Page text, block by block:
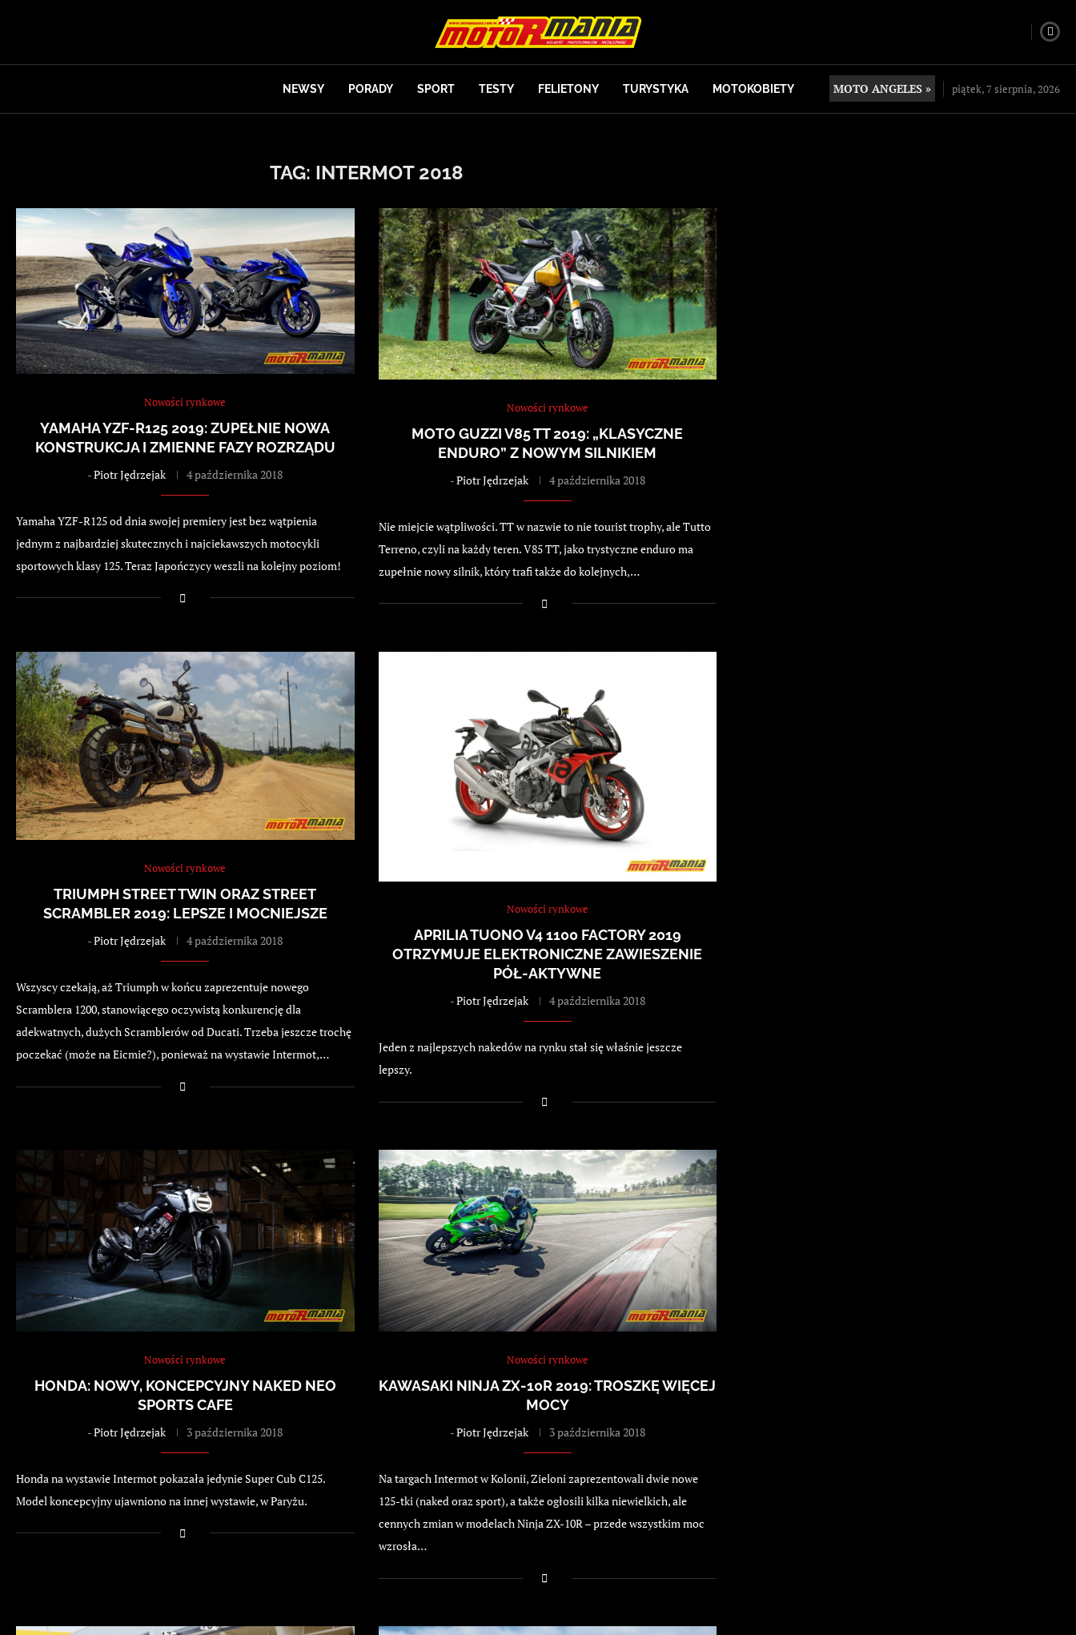
NEWSY PORADY SPORT TESTY FELIETONY TURYSTYKA MOTOKOBIETY MOTO ANGELES » piątek, 7 sierpnia, 2026
TAG: INTERMOT 2018
Nowości rynkowe
YAMAHA YZF-R125 2019: ZUPEŁNIE NOWA
KONSTRUKCJA I ZMIENNE FAZY ROZRZĄDU
-Piotr Jędrzejak 4 października 2018
Yamaha YZF-R125 od dnia swojej premiery jest bez wątpienia
jednym z najbardziej skutecznych i najciekawszych motocykli
sportowych klasy 125. Teraz Japończycy weszli na kolejny poziom!
Nowości rynkowe
MOTO GUZZI V85 TT 2019: „KLASYCZNE
ENDURO” Z NOWYM SILNIKIEM
-Piotr Jędrzejak 4 października 2018
Nie miejcie wątpliwości. TT w nazwie to nie tourist trophy, ale Tutto
Terreno, czyli na każdy teren. V85 TT, jako trystyczne enduro ma
zupełnie nowy silnik, który trafi także do kolejnych,…
Nowości rynkowe
TRIUMPH STREET TWIN ORAZ STREET
SCRAMBLER 2019: LEPSZE I MOCNIEJSZE
-Piotr Jędrzejak 4 października 2018
Wszyscy czekają, aż Triumph w końcu zaprezentuje nowego
Scramblera 1200, stanowiącego oczywistą konkurencję dla
adekwatnych, dużych Scramblerów od Ducati. Trzeba jeszcze trochę
poczekać (może na Eicmie?), ponieważ na wystawie Intermot,…
Nowości rynkowe
APRILIA TUONO V4 1100 FACTORY 2019
OTRZYMUJE ELEKTRONICZNE ZAWIESZENIE
PÓŁ-AKTYWNE
-Piotr Jędrzejak 4 października 2018
Jeden z najlepszych nakedów na rynku stał się właśnie jeszcze
lepszy.
Nowości rynkowe
HONDA: NOWY, KONCEPCYJNY NAKED NEO
SPORTS CAFE
-Piotr Jędrzejak 3 października 2018
Honda na wystawie Intermot pokazała jedynie Super Cub C125.
Model koncepcyjny ujawniono na innej wystawie, w Paryżu.
Nowości rynkowe
KAWASAKI NINJA ZX-10R 2019: TROSZKĘ WIĘCEJ
MOCY
-Piotr Jędrzejak 3 października 2018
Na targach Intermot w Kolonii, Zieloni zaprezentowali dwie nowe
125-tki (naked oraz sport), a także ogłosili kilka niewielkich, ale
cennych zmian w modelach Ninja ZX-10R – przede wszystkim moc
wzrosła…